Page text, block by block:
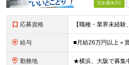
完全週休2日
応募資格
給与
勤務地